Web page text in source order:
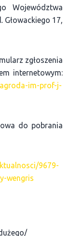
Województwa
17,
zgłoszenia
internetowym:
im-prof-j-
do pobrania
9679-
wengris